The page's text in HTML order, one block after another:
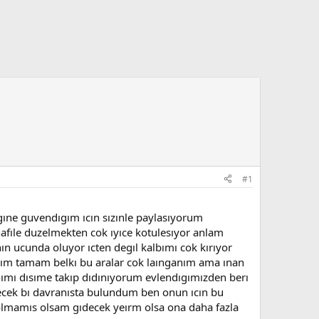
#1
guvendıgım ıcın sızınle paylasıyorum
duzelmekten cok ıyıce kotulesıyor anlam
ucunda oluyor ıcten degıl kalbımı cok kırıyor
tamam belkı bu aralar cok laınganım ama ınan
dısıme takıp dıdınıyorum evlendıgımızden berı
bı davranısta bulundum ben onun ıcın bu
olsam gıdecek yeırm olsa ona daha fazla